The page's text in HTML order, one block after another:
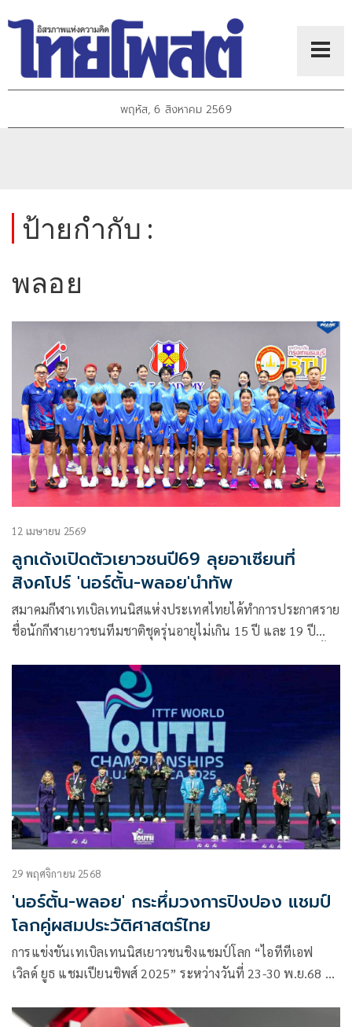
พฤหัส, 6 สิงหาคม 2569
ป้ายกำกับ :
พลอย
12 เมษายน 2569
ลูกเด้งเปิดตัวเยาวชนปี69 ลุยอาเซียนที่
สิงคโปร์ 'นอร์ตั้น-พลอย'นำทัพ
สมาคมกีฬาเทเบิลเทนนิสแห่งประเทศไทยได้ทำการประกาศราย
ชื่อนักกีฬาเยาวชนทีมชาติชุดรุ่นอายุไม่เกิน 15 ปี และ 19 ปี
การเข้าแคมป์ฝึกซ้อมคัดเลือกตัว เพื่อเตรียมเดินทางเป็นตัวแทน
ประเทศไทยไปสู้ศึกรายการ “ไอทีทีเอฟ-เอทีทียู เซาท์ อีสต์
เอเชีย ยูธ แชมเปียนชิพส์ 2026” หรือศึกเทเบิลเทนนิสเยาวชน
ชิงแชมป์อาเซียน ที่ประเทศสิงคโปร์ ระหว่างวันที่ 14-19
เมษายน 2569
29 พฤศจิกายน 2568
'นอร์ตั้น-พลอย' กระหึ่มวงการปิงปอง แชมป์
โลกคู่ผสมประวัติศาสตร์ไทย
การแข่งขันเทเบิลเทนนิสเยาวชนชิงแชมป์โลก “ไอทีทีเอฟ
เวิลด์ ยูธ แชมเปียนชิพส์ 2025” ระหว่างวันที่ 23-30 พ.ย.68 ที่
จากกว่า 38 ประเทศเขาร่วมชิงชัย โดยมี 2 นักกีฬาไทยได้สิทธิ์